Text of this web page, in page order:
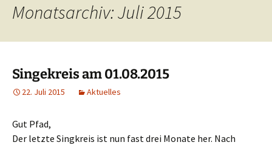
Monatsarchiv: Juli 2015
Singekreis am 01.08.2015
22. Juli 2015 Aktuelles
Gut Pfad,
Der letzte Singkreis ist nun fast drei Monate her. Nach